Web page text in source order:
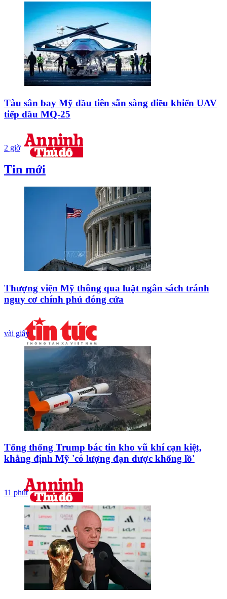
Tàu sân bay Mỹ đầu tiên sẵn sàng điều khiển UAV
tiếp dầu MQ-25
2 giờ
Tin mới
Thượng viện Mỹ thông qua luật ngân sách tránh
nguy cơ chính phủ đóng cửa
vài giây
Tổng thống Trump bác tin kho vũ khí cạn kiệt,
khẳng định Mỹ 'có lượng đạn dược khổng lồ'
11 phút